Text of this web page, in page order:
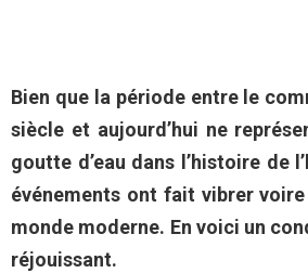
Bien que la période entre le
siècle et aujourd’hui ne
goutte d’eau dans l’histoire de
événements ont fait vibrer
monde moderne. En voici un
réjouissant.